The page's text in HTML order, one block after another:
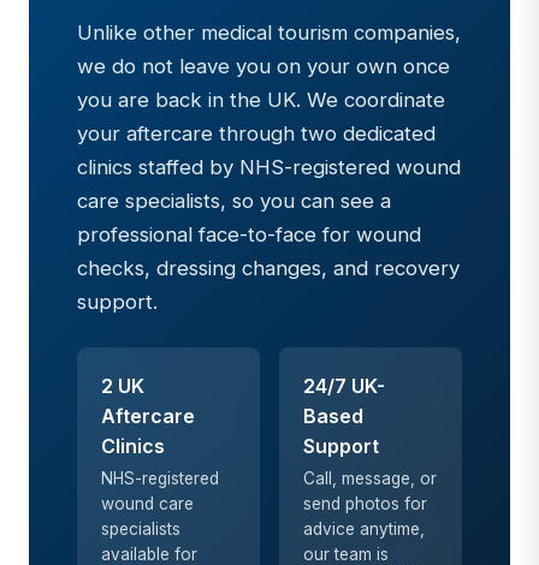
Unlike other medical tourism companies,
we do not leave you on your own once
you are back in the UK. We coordinate
your aftercare through two dedicated
clinics staffed by NHS-registered wound
care specialists, so you can see a
professional face-to-face for wound
checks, dressing changes, and recovery
support.
2 UK
Aftercare
Clinics
NHS-registered
wound care
specialists
available for
24/7 UK-
Based
Support
Call, message, or
send photos for
advice anytime,
our team is